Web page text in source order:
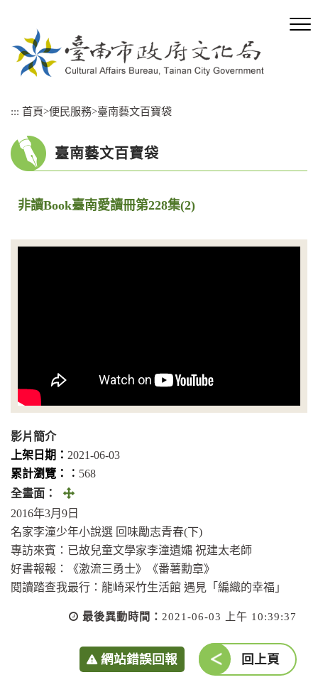
::: 首頁>便民服務>臺南藝文百寶袋
臺南藝文百寶袋
非讀Book臺南愛讀冊第228集(2)
影片簡介
上架日期： 2021-06-03
累計瀏覽：︰ 568
全畫面：
全
畫
面
(另
開
視
2016年3月9日
名家李潼少年小說選 回味勵志青春(下)
專訪來賓：已故兒童文學家李潼遺孀 祝建太老師
好書報報：《激流三勇士》《番薯勳章》
閱讀踏查我最行：龍崎采竹生活館 遇見「編織的幸福」
最後異動時間： 2021-06-03 上午 10:39:37
網站錯誤回報 回上頁